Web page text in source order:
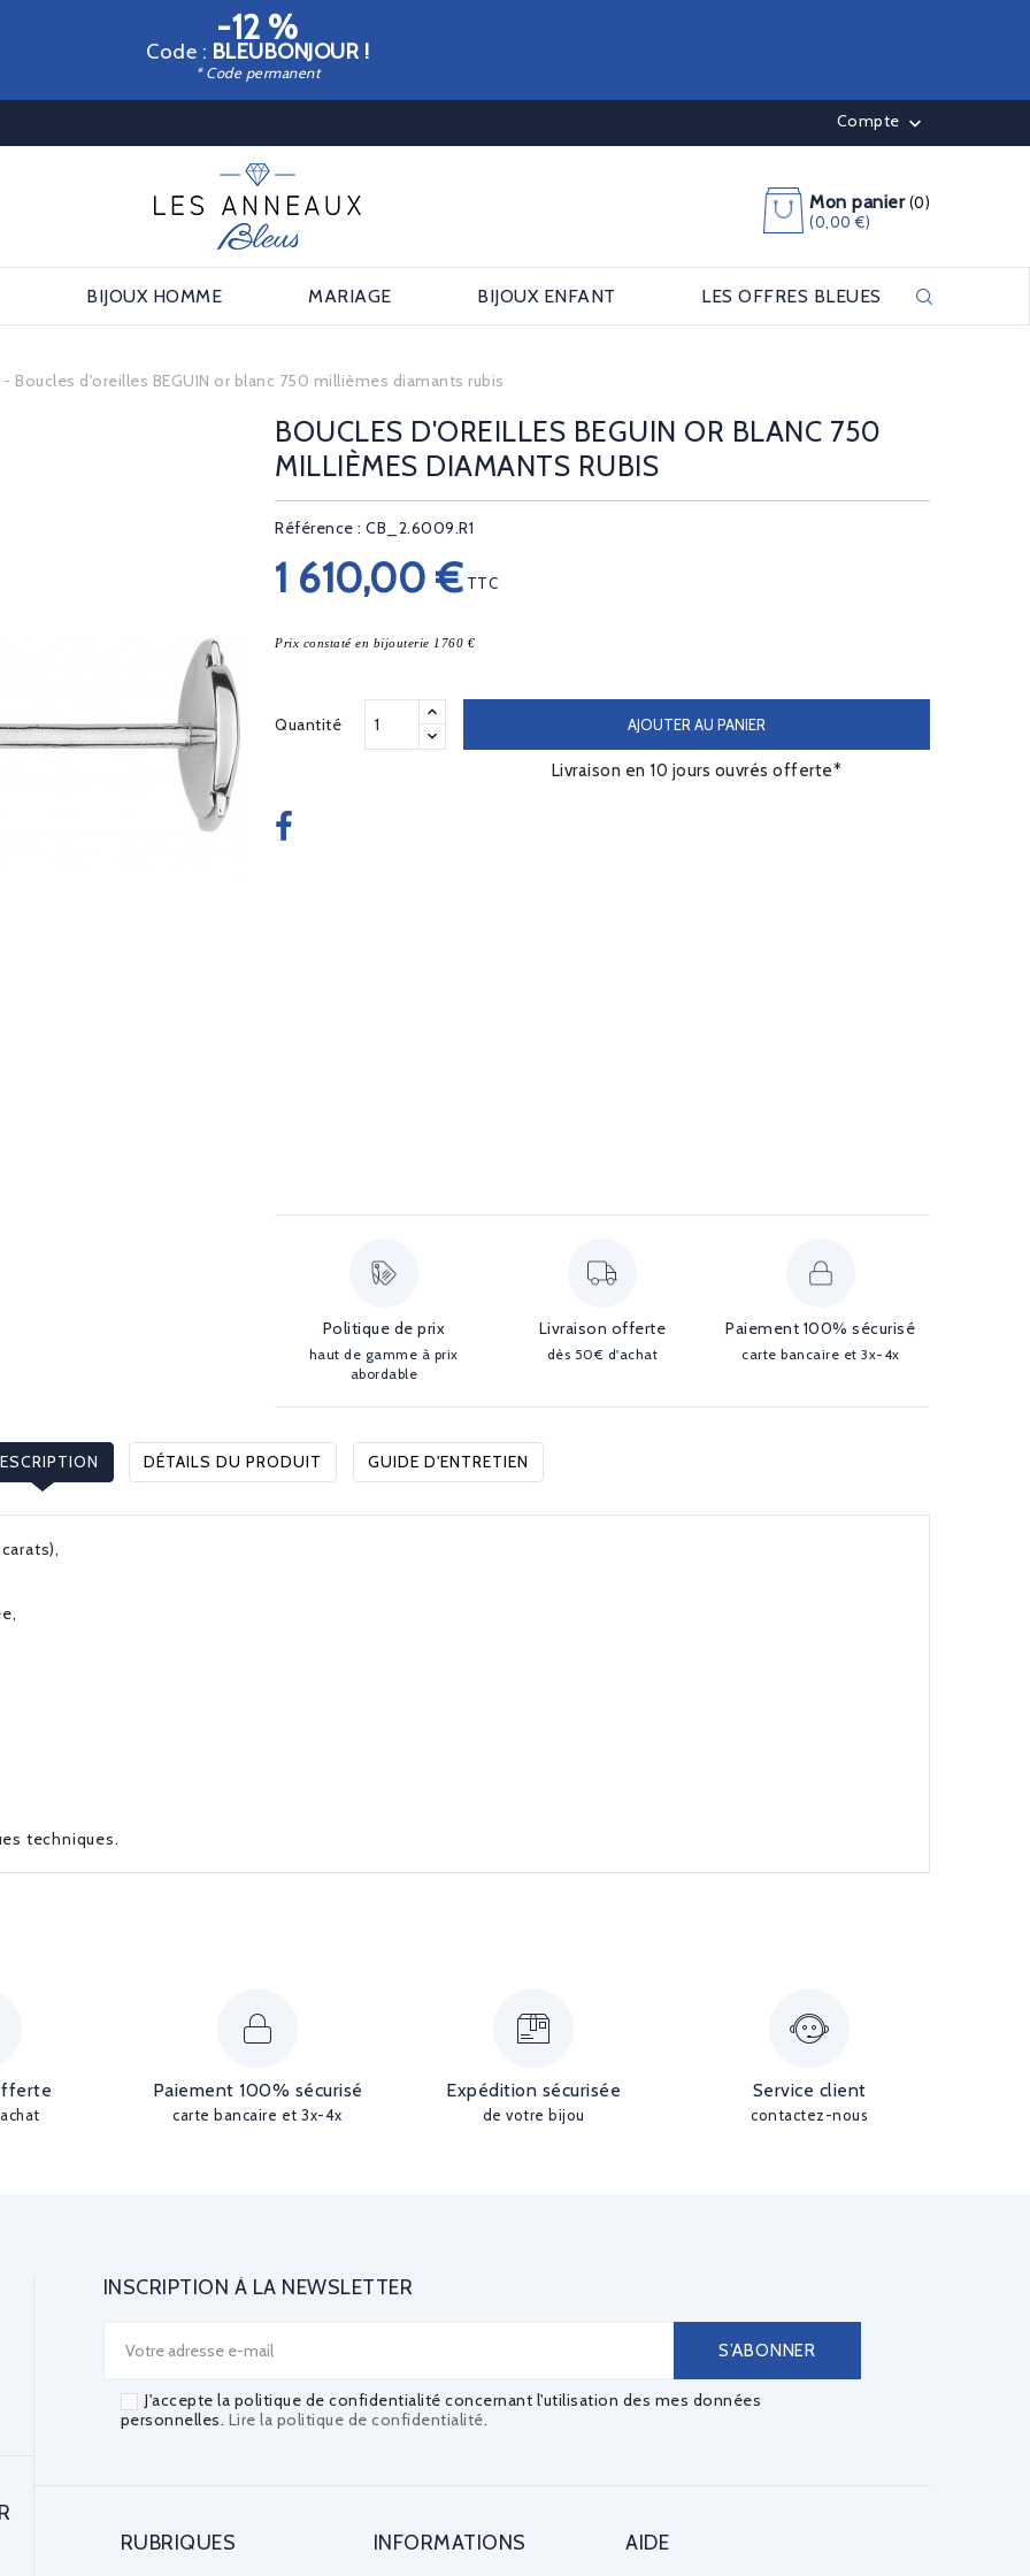
-12 %
Code : BLEUBONJOUR !
* Code permanent
Compte 
Mon panier (0)
(0,00 €)
BIJOUX HOMME MARIAGE BIJOUX ENFANT LES OFFRES BLEUES
Boucles d'oreilles BEGUIN or blanc 750 millièmes diamants rubis
BOUCLES D'OREILLES BEGUIN OR BLANC 750
MILLIÈMES DIAMANTS RUBIS
Référence : CB_2.6009.R1
1 610,00 € TTC
Prix constaté en bijouterie 1760 €
Quantité AJOUTER AU PANIER
Livraison en 10 jours ouvrés offerte*
Politique de prix
haut de gamme à prix
abordable
Livraison offerte
dès 50€ d'achat
Paiement 100% sécurisé
carte bancaire et 3x-4x
DÉTAILS DU PRODUIT GUIDE D'ENTRETIEN
techniques.
Paiement 100% sécurisé
carte bancaire et 3x-4x
Expédition sécurisée
de votre bijou
Service client
contactez-nous
INSCRIPTION À LA NEWSLETTER
J'accepte la politique de confidentialité concernant l'utilisation des mes données
personnelles. Lire la politique de confidentialité.
RUBRIQUES INFORMATIONS AIDE